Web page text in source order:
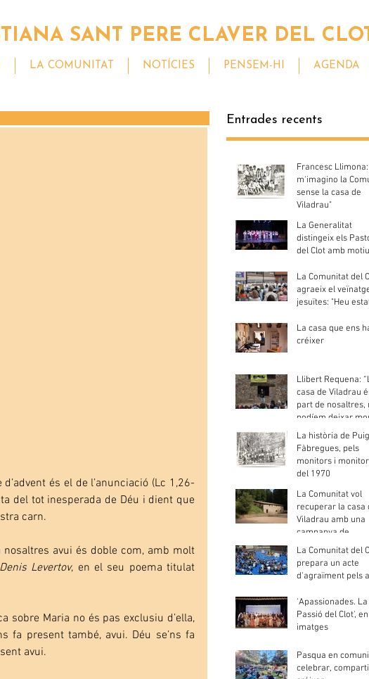
SANT PERE CLAVER DEL
LA COMUNITAT NOTÍCIES PENSEM-HI AGENDA
és el de l’anunciació (Lc 1,26-
del tot inesperada de Déu i dient que
carn.
avui és doble com, amb molt
Denis Levertov
sobre Maria no és pas exclusiu d’ella,
fa present també, avui. Déu se’ns fa
avui.
Entrades recents
Francesc Llimona:
m'imagino la
sense la casa de
Viladrau"
La Generalitat
distingeix els
del Clot amb
La Comunitat del
agraeix el veïnatge
jesuïtes: "Heu
La casa que ens
créixer
Llibert Requena:
casa de Viladrau
part de nosaltres,
podíem deixar
La història de
Fàbregues, pels
monitors i
del 1970
La Comunitat vol
recuperar la casa
Viladrau amb una
campanya de
mecenatge
La Comunitat del
prepara un acte
d'agraïment pels
barri
'Apassionades. La
Passió del Clot', en
imatges
Pasqua en
celebrar,